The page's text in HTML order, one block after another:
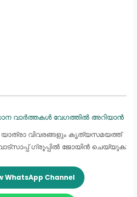
വാർത്തകൾ വേഗത്തിൽ അറിയാൻ
വിവരങ്ങളും കൃത്യസമയത്ത്
ഗ്രൂപ്പിൽ ജോയിൻ ചെയ്യുക:
WhatsApp Channel